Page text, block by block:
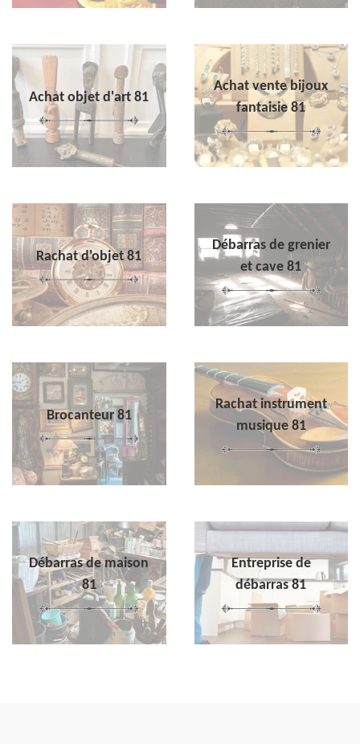
Achat objet d'art 81
Achat vente bijoux
fantaisie 81
Rachat d'objet 81
Débarras de grenier
et cave 81
Brocanteur 81
Rachat instrument
musique 81
Débarras de maison
81
Entreprise de
débarras 81